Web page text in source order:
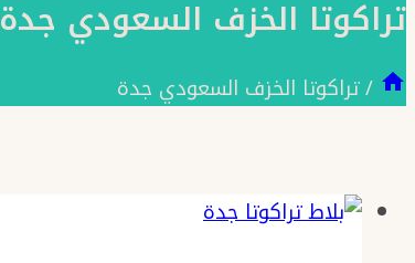
تراكوتا الخزف السعودي جدة
/تراكوتا الخزف السعودي جدة